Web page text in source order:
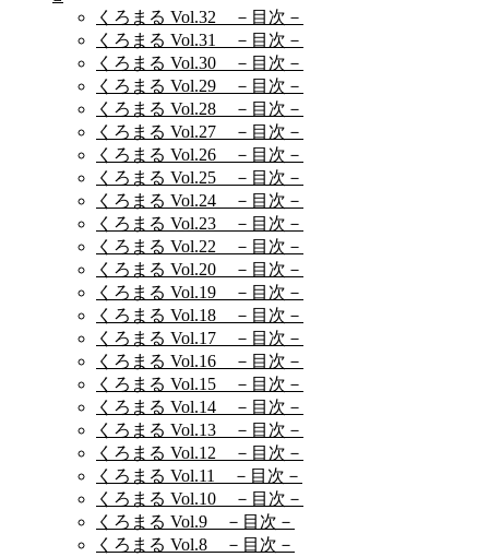
くろまる Vol.32 －目次－
くろまる Vol.31 －目次－
くろまる Vol.30 －目次－
くろまる Vol.29 －目次－
くろまる Vol.28 －目次－
くろまる Vol.27 －目次－
くろまる Vol.26 －目次－
くろまる Vol.25 －目次－
くろまる Vol.24 －目次－
くろまる Vol.23 －目次－
くろまる Vol.22 －目次－
くろまる Vol.20 －目次－
くろまる Vol.19 －目次－
くろまる Vol.18 －目次－
くろまる Vol.17 －目次－
くろまる Vol.16 －目次－
くろまる Vol.15 －目次－
くろまる Vol.14 －目次－
くろまる Vol.13 －目次－
くろまる Vol.12 －目次－
くろまる Vol.11 －目次－
くろまる Vol.10 －目次－
くろまる Vol.9 －目次－
くろまる Vol.8 －目次－